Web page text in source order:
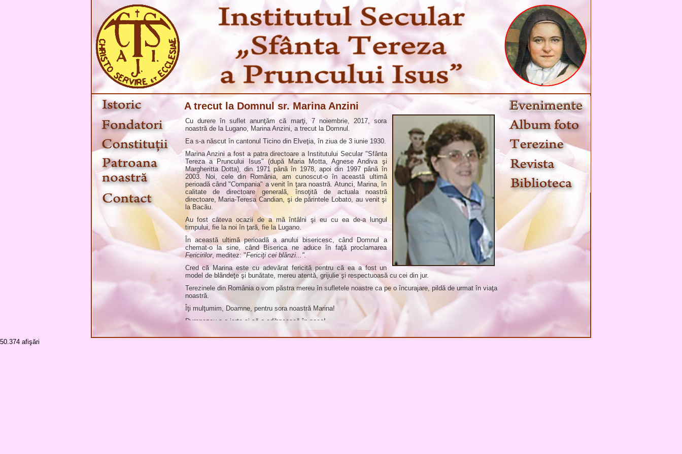
A trecut la Domnul sr. Marina Anzini
Cu durere în suflet anunţăm că marţi, 7 noiembrie, 2017, sora
noastră de la Lugano, Marina Anzini, a trecut la Domnul.
Ea s-a născut în cantonul Ticino din Elveţia, în ziua de 3 iunie 1930.
Marina Anzini a fost a patra directoare a Institutului Secular "Sfânta
Tereza a Pruncului Isus" (după Maria Motta, Agnese Andiva şi
Margheritta Dotta), din 1971 până în 1978, apoi din 1997 până în
2003. Noi, cele din România, am cunoscut-o în această ultimă
perioadă când "Compania" a venit în ţara noastră. Atunci, Marina, în
calitate de directoare generală, însoţită de actuala noastră
directoare, Maria-Teresa Candian, şi de părintele Lobato, au venit şi
la Bacău.
Au fost câteva ocazii de a mă întâlni şi eu cu ea de-a lungul
timpului, fie la noi în ţară, fie la Lugano.
În această ultimă perioadă a anului bisericesc, când Domnul a
chemat-o la sine, când Biserica ne aduce în faţă proclamarea
Fericirilor, meditez: "Fericiţi cei blânzi...".
Cred că Marina este cu adevărat fericită pentru că ea a fost un
model de blândeţe şi bunătate, mereu atentă, grijulie şi respectuoasă cu cei din jur.
Terezinele din România o vom păstra mereu în sufletele noastre ca pe o încurajare, pildă de urmat în viaţa
noastră.
Îţi mulţumim, Doamne, pentru sora noastră Marina!
Dumnezeu s-o ierte şi să o odihnească în pace!
Funeraliile vor avea loc la Lugano, joi, 9 noiembrie 2017.
50.374 afişări